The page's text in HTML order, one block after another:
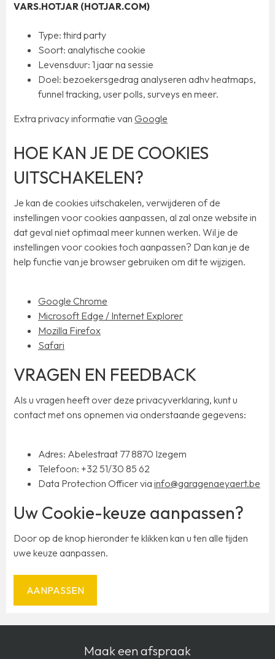
VARS.HOTJAR (HOTJAR.COM)
Type: third party
Soort: analytische cookie
Levensduur: 1 jaar na sessie
Doel: bezoekersgedrag analyseren adhv heatmaps,
funnel tracking, user polls, surveys en meer.
Extra privacy informatie van Google
HOE KAN JE DE COOKIES
UITSCHAKELEN?
Je kan de cookies uitschakelen, verwijderen of de
instellingen voor cookies aanpassen, al zal onze website in
dat geval niet optimaal meer kunnen werken. Wil je de
instellingen voor cookies toch aanpassen? Dan kan je de
help functie van je browser gebruiken om dit te wijzigen.
Google Chrome
Microsoft Edge / Internet Explorer
Mozilla Firefox
Safari
VRAGEN EN FEEDBACK
Als u vragen heeft over deze privacyverklaring, kunt u
contact met ons opnemen via onderstaande gegevens:
Adres: Abelestraat 77 8870 Izegem
Telefoon: +32 51/30 85 62
Data Protection Officer via info@garagenaeyaert.be
Uw Cookie-keuze aanpassen?
Door op de knop hieronder te klikken kan u ten alle tijden
uwe keuze aanpassen.
AANPASSEN
Maak een afspraak